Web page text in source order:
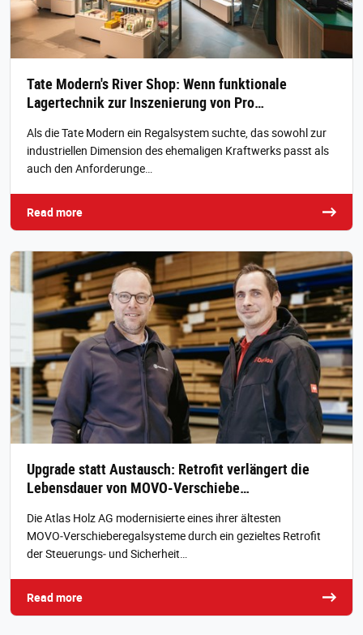
Tate Modern's River Shop: Wenn funktionale
Lagertechnik zur Inszenierung von Pro…
Als die Tate Modern ein Regalsystem suchte, das sowohl zur
industriellen Dimension des ehemaligen Kraftwerks passt als
auch den Anforderunge…
Read more
Upgrade statt Austausch: Retrofit verlängert die
Lebensdauer von MOVO-Verschiebe…
Die Atlas Holz AG modernisierte eines ihrer ältesten
MOVO‑Verschieberegalsysteme durch ein gezieltes Retrofit
der Steuerungs‑ und Sicherheit…
Read more